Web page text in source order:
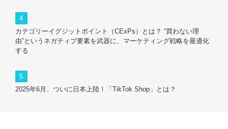
カテゴリーイグジットポイント（CExPs）とは？ “買わない理
由”というネガティブ要素を武器に、マーケティング戦略を最適化
する
2025年6月、ついに日本上陸！「TikTok Shop」とは？